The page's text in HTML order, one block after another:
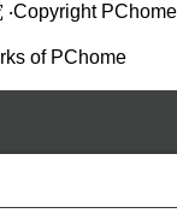
‧Copyright PChome
of PChome